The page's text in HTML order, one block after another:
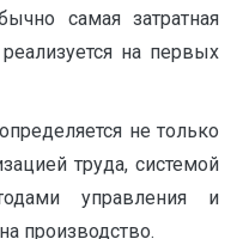
самая затратная
на первых
не только
труда, системой
управления и
производство.